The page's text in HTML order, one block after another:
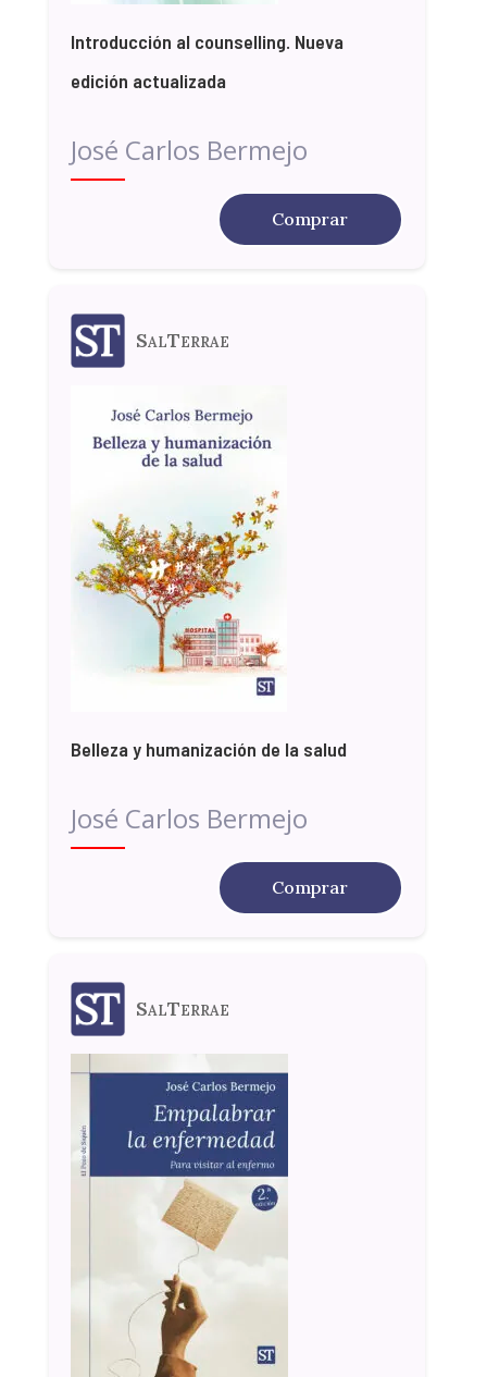
Introducción al counselling. Nueva
edición actualizada
José Carlos Bermejo
Comprar
SalTerrae
Belleza y humanización de la salud
José Carlos Bermejo
Comprar
SalTerrae